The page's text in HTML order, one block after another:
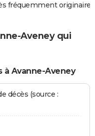
fréquemment originaires
Aveney qui
Avanne-Aveney
décès (source :